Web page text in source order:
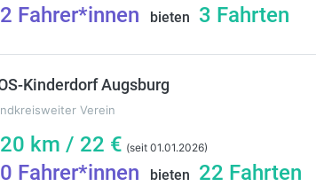
Fahrer*innen bieten 3 Fahrten
Kinderdorf Augsburg
Verein
km / 22 € (seit 01.01.2026)
Fahrer*innen bieten 22 Fahrten